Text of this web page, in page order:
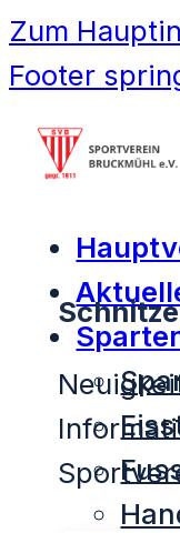
Zum
Footer